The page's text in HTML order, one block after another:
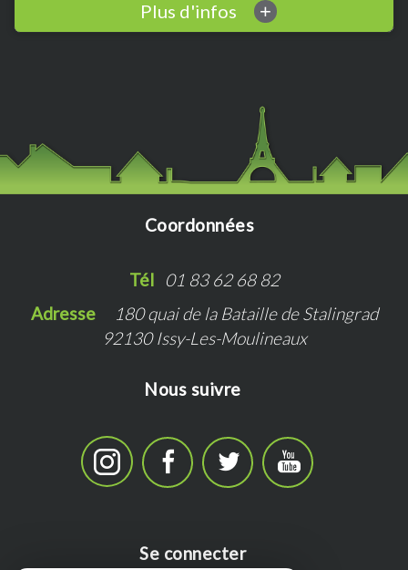
Plus d'infos +
Coordonnées
Tél
01 83 62 68 82
Adresse
180 quai de la Bataille de Stalingrad
92130 Issy-Les-Moulineaux
Nous suivre
Se connecter